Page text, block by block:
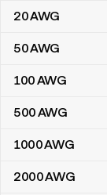
20AWG
50AWG
100AWG
500AWG
1000AWG
2000AWG